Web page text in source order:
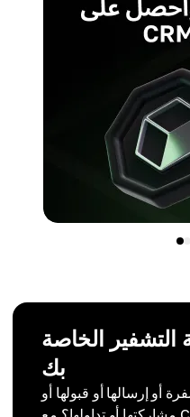
الخاصة
بك
أو إرسالها أو قبولها أو